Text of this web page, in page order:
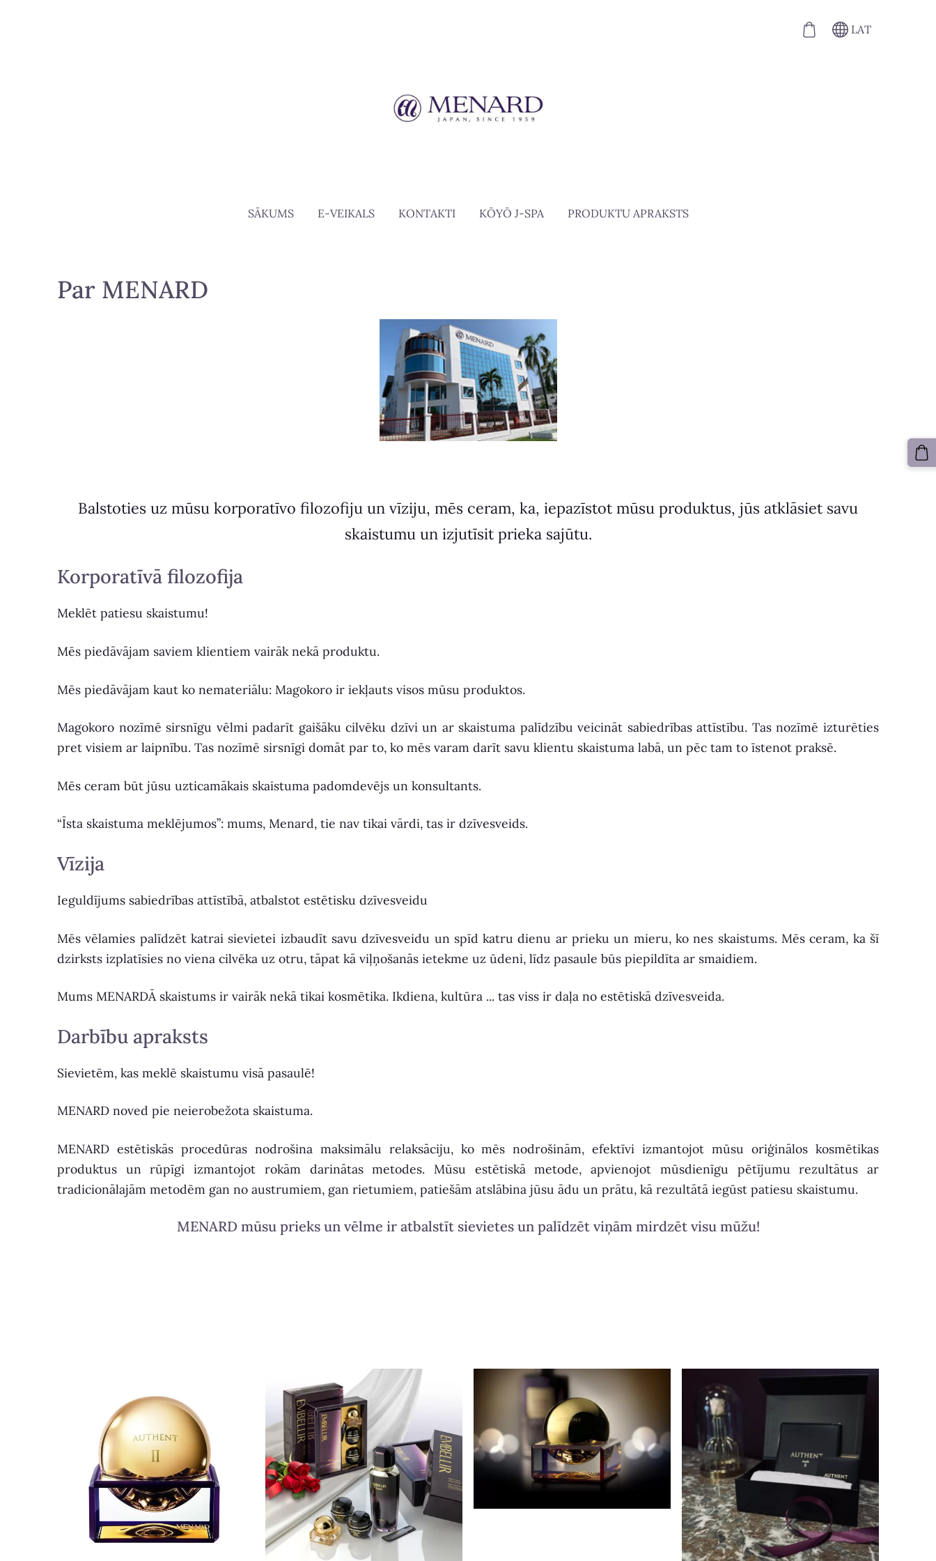
SĀKUMS E-VEIKALS KONTAKTI KŌYŌ J-SPA PRODUKTU APRAKSTS
LAT
Par MENARD
Balstoties uz mūsu korporatīvo filozofiju un vīziju, mēs ceram, ka, iepazīstot mūsu produktus, jūs atklāsiet savu
skaistumu un izjutīsit prieka sajūtu.
Korporatīvā filozofija
Meklēt patiesu skaistumu!
Mēs piedāvājam saviem klientiem vairāk nekā produktu.
Mēs piedāvājam kaut ko nemateriālu: Magokoro ir iekļauts visos mūsu produktos.
Magokoro nozīmē sirsnīgu vēlmi padarīt gaišāku cilvēku dzīvi un ar skaistuma palīdzību veicināt sabiedrības attīstību. Tas nozīmē izturēties
pret visiem ar laipnību. Tas nozīmē sirsnīgi domāt par to, ko mēs varam darīt savu klientu skaistuma labā, un pēc tam to īstenot praksē.
Mēs ceram būt jūsu uzticamākais skaistuma padomdevējs un konsultants.
“Īsta skaistuma meklējumos”: mums, Menard, tie nav tikai vārdi, tas ir dzīvesveids.
Vīzija
Ieguldījums sabiedrības attīstībā, atbalstot estētisku dzīvesveidu
Mēs vēlamies palīdzēt katrai sievietei izbaudīt savu dzīvesveidu un spīd katru dienu ar prieku un mieru, ko nes skaistums. Mēs ceram, ka šī
dzirksts izplatīsies no viena cilvēka uz otru, tāpat kā viļņošanās ietekme uz ūdeni, līdz pasaule būs piepildīta ar smaidiem.
Mums MENARDĀ skaistums ir vairāk nekā tikai kosmētika. Ikdiena, kultūra ... tas viss ir daļa no estētiskā dzīvesveida.
Darbību apraksts
Sievietēm, kas meklē skaistumu visā pasaulē!
MENARD noved pie neierobežota skaistuma.
MENARD estētiskās procedūras nodrošina maksimālu relaksāciju, ko mēs nodrošinām, efektīvi izmantojot mūsu oriģinālos kosmētikas
produktus un rūpīgi izmantojot rokām darinātas metodes. Mūsu estētiskā metode, apvienojot mūsdienīgu pētījumu rezultātus ar
tradicionālajām metodēm gan no austrumiem, gan rietumiem, patiešām atslābina jūsu ādu un prātu, kā rezultātā iegūst patiesu skaistumu.
MENARD mūsu prieks un vēlme ir atbalstīt sievietes un palīdzēt viņām mirdzēt visu mūžu!